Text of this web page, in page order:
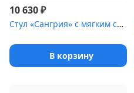
10 630₽
Стул «Сангрия» с мягким сиденьем
В корзину